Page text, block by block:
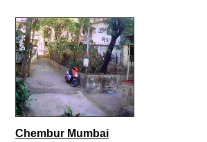
Chembur Mumbai